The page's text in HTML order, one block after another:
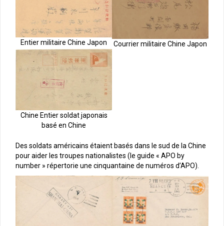
Entier militaire Chine Japon Courrier militaire Chine Japon
Chine Entier soldat japonais
basé en Chine
Des soldats américains étaient basés dans le sud de la Chine
pour aider les troupes nationalistes (le guide « APO by
number » répertorie une cinquantaine de numéros d’APO).